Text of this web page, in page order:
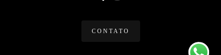
CONTATO